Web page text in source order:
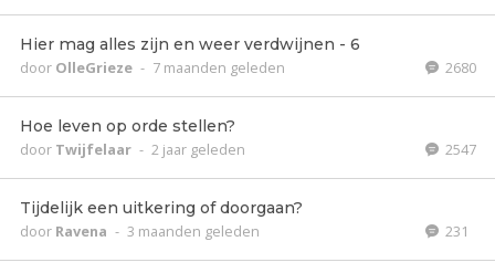
Hier mag alles zijn en weer verdwijnen - 6
door OlleGrieze - 7 maanden geleden 2680
Hoe leven op orde stellen?
door Twijfelaar - 2 jaar geleden 2547
Tijdelijk een uitkering of doorgaan?
door Ravena - 3 maanden geleden 231